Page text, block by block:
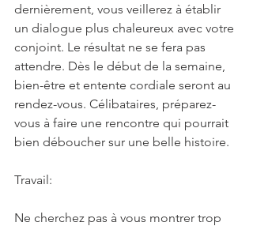
dernièrement, vous veillerez à établir
un dialogue plus chaleureux avec votre
conjoint. Le résultat ne se fera pas
attendre. Dès le début de la semaine,
bien-être et entente cordiale seront au
rendez-vous. Célibataires, préparez-
vous à faire une rencontre qui pourrait
bien déboucher sur une belle histoire.
Travail:
Ne cherchez pas à vous montrer trop